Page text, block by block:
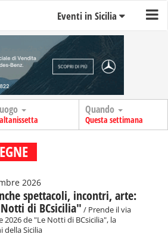
Eventi in Sicilia
Quando
Questa settimana
2026
spettacoli, incontri, arte:
di BCsicilia" / Prende il via
de "Le Notti di BCsicilia", la
della Sicilia